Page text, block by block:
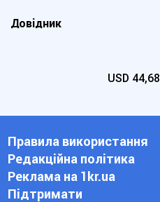
Довідник
USD 44,68
Правила використання
Редакційна політика
Реклама на 1kr.ua
Підтримати